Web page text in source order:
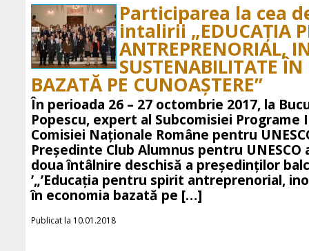
Participarea la cea
intalirii „EDUCAȚIA
ANTREPRENORIAL,
SUSTENABILITATE
BAZATĂ PE CUNOAȘTERE”
În perioada 26 – 27 octombrie 2017, la
Popescu, expert al Subcomisiei
Comisiei Naționale Române pentru
Președinte Club Alumnus pentru
doua întâlnire deschisă a președinților
’„’Educația pentru spirit antreprenorial,
în economia bazată pe […]
Publicat la 10.01.2018